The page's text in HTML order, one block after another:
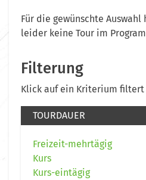
Für die gewünschte
leider keine Tour im
Filterung
Klick auf ein Kriterium filtert
TOURDAUER
Freizeit-mehrtägig
Kurs
Kurs-eintägig